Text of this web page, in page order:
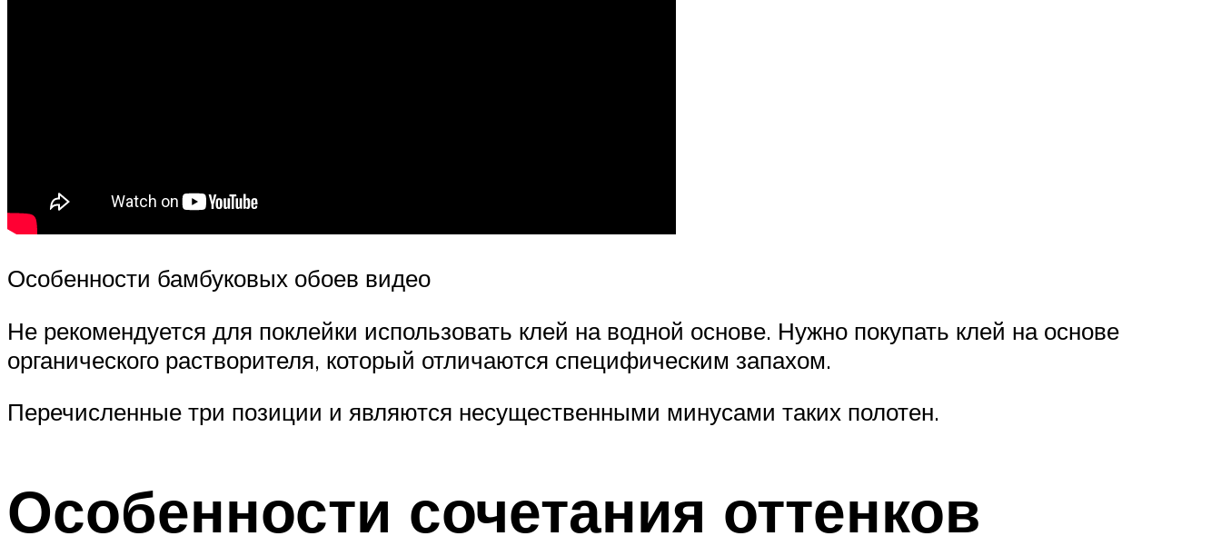
Особенности бамбуковых обоев видео
Не рекомендуется для поклейки использовать клей на водной основе. Нужно покупать клей на основе
органического растворителя, который отличаются специфическим запахом.
Перечисленные три позиции и являются несущественными минусами таких полотен.
Особенности сочетания оттенков